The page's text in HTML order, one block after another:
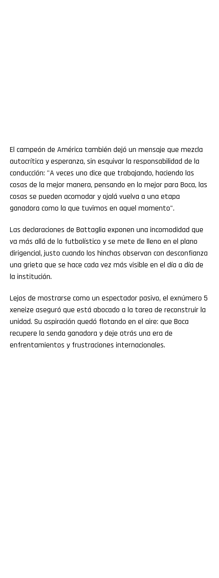
El campeón de América también dejó un mensaje que mezcla
autocrítica y esperanza, sin esquivar la responsabilidad de la
conducción: "A veces uno dice que trabajando, haciendo las
cosas de la mejor manera, pensando en lo mejor para Boca, las
cosas se pueden acomodar y ojalá vuelva a una etapa
ganadora como la que tuvimos en aquel momento".
Las declaraciones de Battaglia exponen una incomodidad que
va más allá de lo futbolístico y se mete de lleno en el plano
dirigencial, justo cuando los hinchas observan con desconfianza
una grieta que se hace cada vez más visible en el día a día de
la institución.
Lejos de mostrarse como un espectador pasivo, el exnúmero 5
xeneize aseguró que está abocado a la tarea de reconstruir la
unidad. Su aspiración quedó flotando en el aire: que Boca
recupere la senda ganadora y deje atrás una era de
enfrentamientos y frustraciones internacionales.